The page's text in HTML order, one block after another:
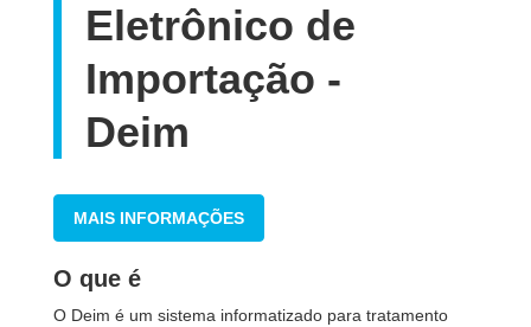
Eletrônico de
Importação -
Deim
MAIS INFORMAÇÕES
O que é
O Deim é um sistema informatizado para tratamento